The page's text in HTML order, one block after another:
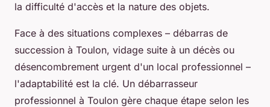
la difficulté d'accès et la nature des objets.
Face à des situations complexes – débarras de
succession à Toulon, vidage suite à un décès ou
désencombrement urgent d'un local professionnel –
l'adaptabilité est la clé. Un débarrasseur
professionnel à Toulon gère chaque étape selon les